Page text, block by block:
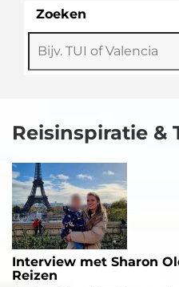
Zoeken
Reisinspiratie &
Interview met Sharon
Reizen